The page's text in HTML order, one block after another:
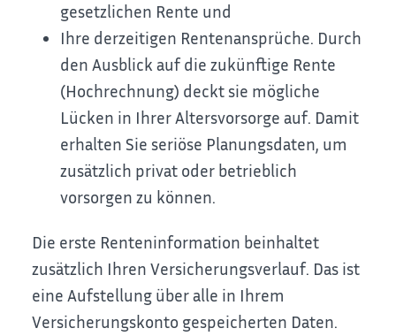
gesetzlichen Rente und
Ihre derzeitigen Rentenansprüche. Durch
den Ausblick auf die zukünftige Rente
(Hochrechnung) deckt sie mögliche
Lücken in Ihrer Altersvorsorge auf. Damit
erhalten Sie seriöse Planungsdaten, um
zusätzlich privat oder betrieblich
vorsorgen zu können.
Die erste Renteninformation beinhaltet
zusätzlich Ihren Versicherungsverlauf. Das ist
eine Aufstellung über alle in Ihrem
Versicherungskonto gespeicherten Daten.